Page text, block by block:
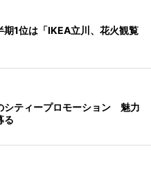
期1位は「IKEA立川、花火観覧
シティープロモーション 魅力
る